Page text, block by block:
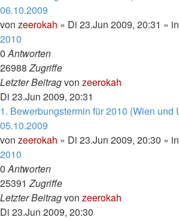
06.10.2009
von zeerokah » Di 23.Jun 2009, 20:31 » in
2010
0Antworten
26988Zugriffe
Letzter Beitragvon zeerokah
Di 23.Jun 2009, 20:31
1. Bewerbungstermin für 2010 (Wien und
05.10.2009
von zeerokah » Di 23.Jun 2009, 20:30 » in
2010
0Antworten
25391Zugriffe
Letzter Beitragvon zeerokah
Di 23.Jun 2009, 20:30